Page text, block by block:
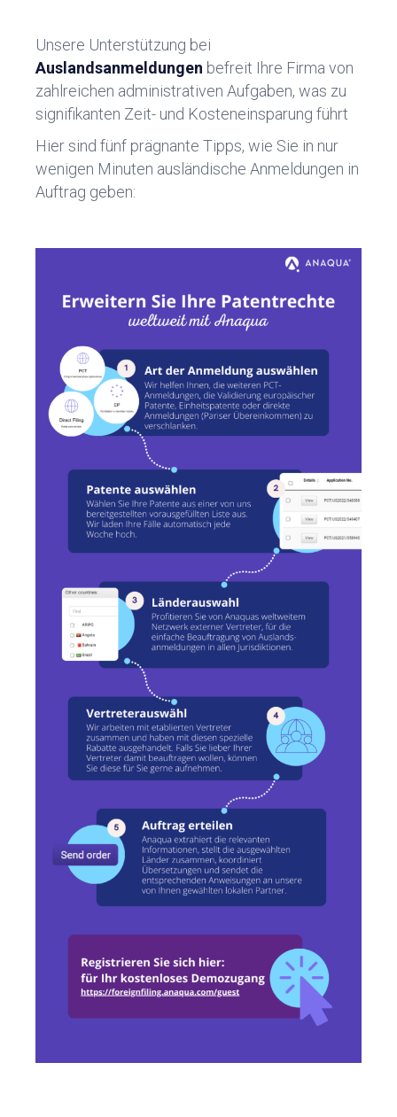
o
ok
n
Unsere Unterstützung bei
Auslandsanmeldungen befreit Ihre Firma von
zahlreichen administrativen Aufgaben, was zu
signifikanten Zeit- und Kosteneinsparung führt
Hier sind fünf prägnante Tipps, wie Sie in nur
wenigen Minuten ausländische Anmeldungen in
Auftrag geben: